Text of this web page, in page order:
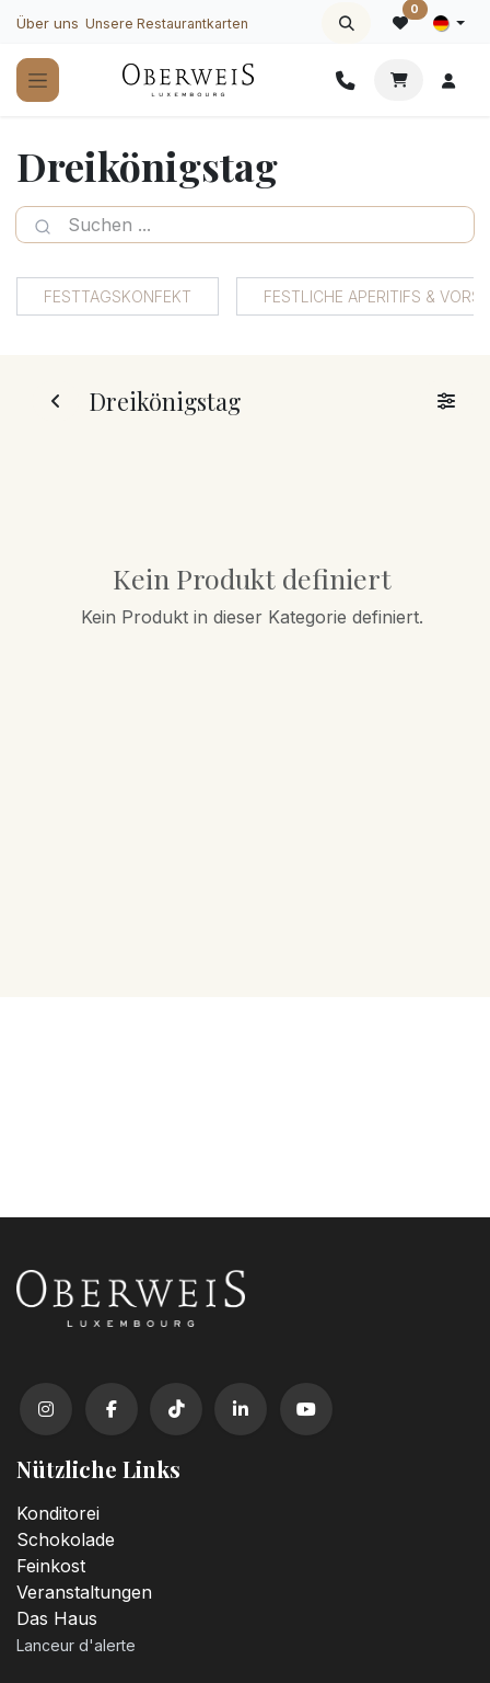
Zum Inhalt springen
Über uns Unsere Restaurantkarten
0
Dreikönigstag
FESTTAGSKONFEKT FESTLICHE APERITIFS &
Dreikönigstag
Kein Produkt definiert
Kein Produkt in dieser Kategorie definiert.
Nützliche Links
Konditorei
Schokolade
Feinkost
Veranstaltungen
Das Haus
Lanceur d'alerte